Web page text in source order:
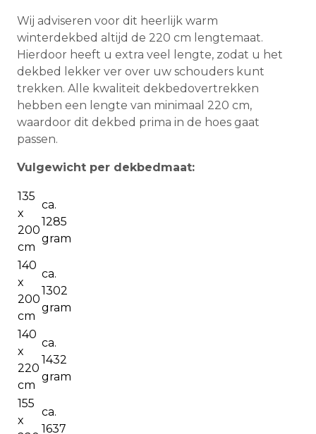
Wij adviseren voor dit heerlijk warm
winterdekbed altijd de 220 cm lengtemaat.
Hierdoor heeft u extra veel lengte, zodat u het
dekbed lekker ver over uw schouders kunt
trekken. Alle kwaliteit dekbedovertrekken
hebben een lengte van minimaal 220 cm,
waardoor dit dekbed prima in de hoes gaat
passen.
Vulgewicht per dekbedmaat:
135
x
200
cm
ca.
1285
gram
140
x
200
cm
ca.
1302
gram
140
x
220
cm
ca.
1432
gram
155
x
ca.
1637